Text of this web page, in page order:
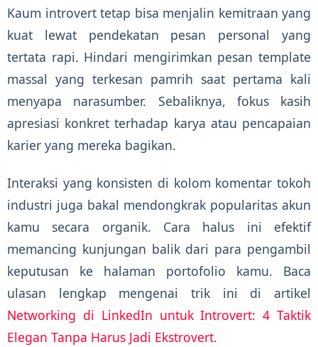
Kaum introvert tetap bisa menjalin kemitraan yang
kuat lewat pendekatan pesan personal yang
tertata rapi. Hindari mengirimkan pesan template
massal yang terkesan pamrih saat pertama kali
menyapa narasumber. Sebaliknya, fokus kasih
apresiasi konkret terhadap karya atau pencapaian
karier yang mereka bagikan.
Interaksi yang konsisten di kolom komentar tokoh
industri juga bakal mendongkrak popularitas akun
kamu secara organik. Cara halus ini efektif
memancing kunjungan balik dari para pengambil
keputusan ke halaman portofolio kamu. Baca
ulasan lengkap mengenai trik ini di artikel
Networking di LinkedIn untuk Introvert: 4 Taktik
Elegan Tanpa Harus Jadi Ekstrovert.